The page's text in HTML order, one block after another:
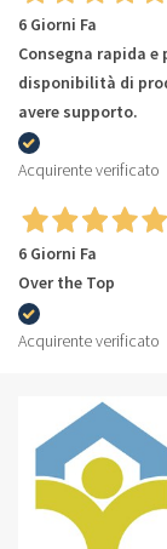
6 Giorni Fa
Consegna rapida
disponibilità di
avere supporto.
Acquirente verificato
6 Giorni Fa
Over the Top
Acquirente verificato